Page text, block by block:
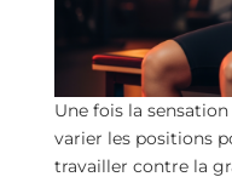
Une fois la
varier les positions
travailler contre la